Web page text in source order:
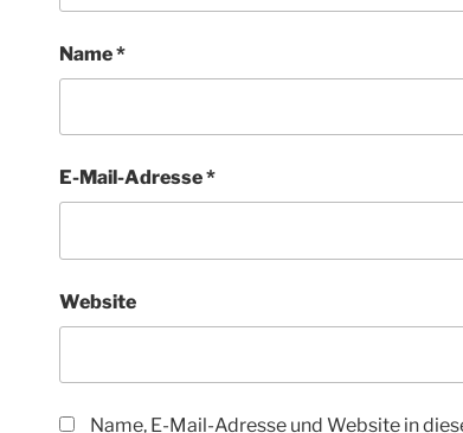
Name*
E-Mail-Adresse*
Website
Name, E-Mail-Adresse und Website in